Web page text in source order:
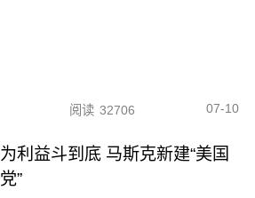
阅读 32706 07-10
为利益斗到底 马斯克新建“美国
党”